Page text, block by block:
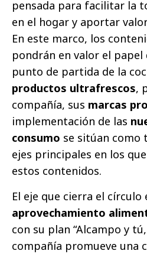
pensada para facilitar la
en el hogar y aportar
En este marco, los
pondrán en valor el
punto de partida de la
productos ultrafrescos,
compañía, sus marcas
implementación de las
consumo se sitúan como
ejes principales en los
estos contenidos.
El eje que cierra el círculo
aprovechamiento
con su plan “Alcampo y
compañía promueve una